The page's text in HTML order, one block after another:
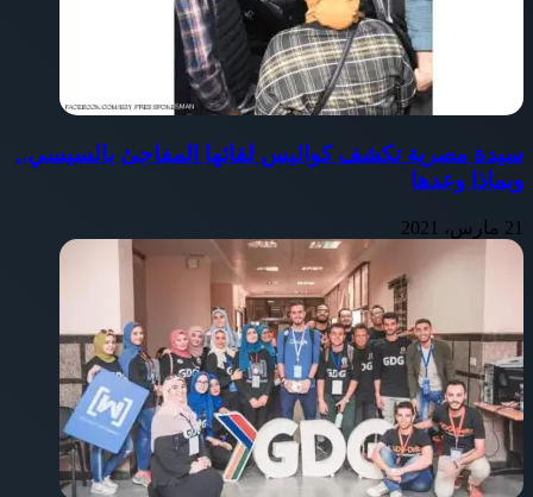
سيدة مصرية تكشف كواليس لقائها المفاجئ بالسيسي..
وبماذا وعدها
21 مارس، 2021